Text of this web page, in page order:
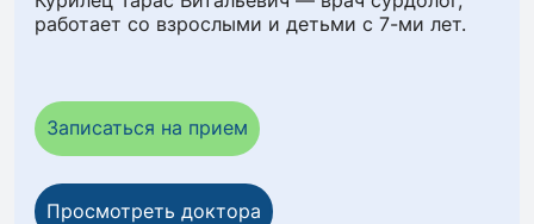
работает со взрослыми и детьми с 7-ми лет.
Записаться на прием
Просмотреть доктора